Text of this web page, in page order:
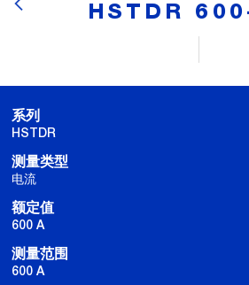
HSTDR
系列
HSTDR
测量类型
电流
额定值
600 A
测量范围
600 A